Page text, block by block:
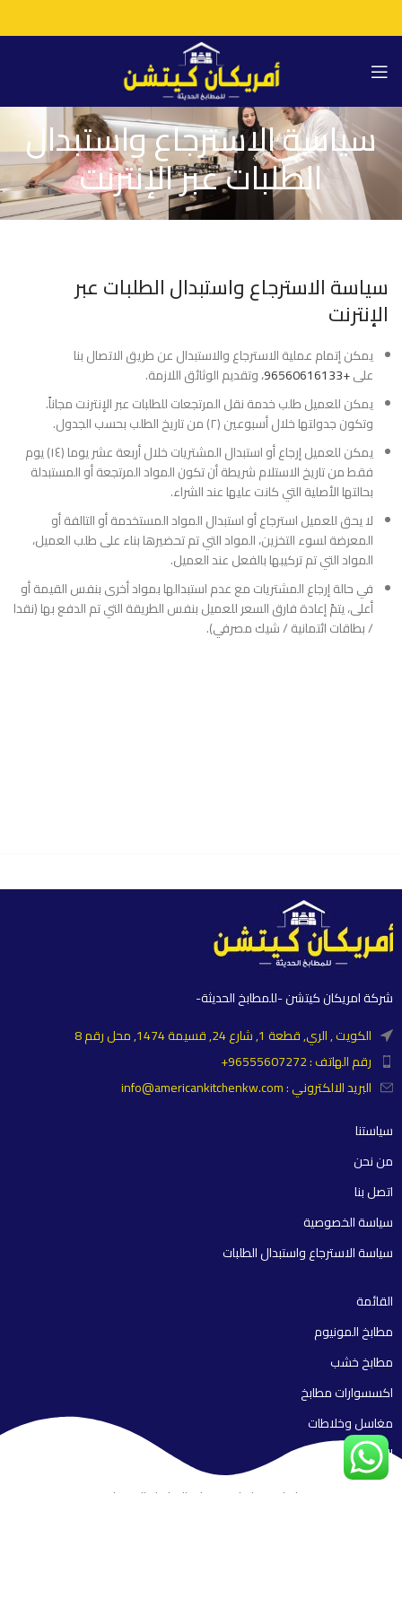
سياسة الاسترجاع واستبدال
الطلبات عبر الإنترنت
سياسة الاسترجاع واستبدال الطلبات عبر
الإنترنت
يمكن إتمام عملية الاسترجاع والاستبدال عن طريق الاتصال بنا
على+96560616133
، وتقديم الوثائق اللازمة.
يمكن للعميل طلب خدمة نقل المرتجعات للطلبات عبر الإنترنت مجاناً.
وتكون جدولتها خلال أسبوعين (٢) من تاريخ الطلب بحسب الجدول.
يمكن للعميل إرجاع أو استبدال المشتريات خلال أربعة عشر يوما (١٤) يوم
فقط من تاريخ الاستلام شريطة أن تكون المواد المرتجعة أو المستبدلة
بحالتها الأصلية التي كانت عليها عند الشراء.
لا يحق للعميل استرجاع أو استبدال المواد المستخدمة أو التالفة أو
المعرضة لسوء التخزين، المواد التي تم تحضيرها بناء على طلب العميل،
المواد التي تم تركيبها بالفعل عند العميل.
في حالة إرجاع المشتريات مع عدم استبدالها بمواد أخرى بنفس القيمة أو
أعلى، يتمً إعادة فارق السعر للعميل بنفس الطريقة التي تم الدفع بها (نقدا
/ بطاقات ائتمانية / شيك مصرفي).
شركة امريكان كيتشن -للمطابخ الحديثة-
الكويت , الري, قطعة 1, شارع 24, قسيمة 1474, محل رقم 8
رقم الهاتف : 96555607272+
البريد الالكتروني : info@americankitchenkw.com
سياستنا
من نحن
اتصل بنا
سياسة الخصوصية
سياسة الاسترجاع واستبدال الطلبات
القائمة
مطابخ المونيوم
مطابخ خشب
اكسسوارات مطابخ
مغاسل وخلاطات
الأجهزة الكهربائية
تواصل معنا على منصات التواصل الاجتماعي